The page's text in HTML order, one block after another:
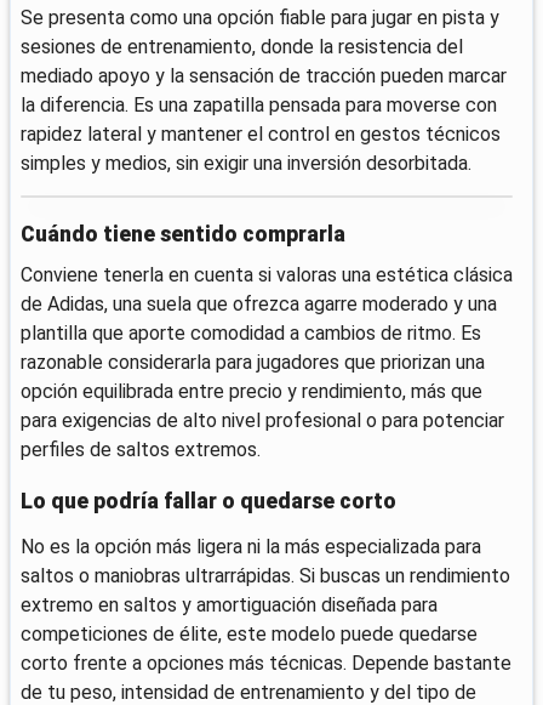
Se presenta como una opción fiable para jugar en pista y
sesiones de entrenamiento, donde la resistencia del
mediado apoyo y la sensación de tracción pueden marcar
la diferencia. Es una zapatilla pensada para moverse con
rapidez lateral y mantener el control en gestos técnicos
simples y medios, sin exigir una inversión desorbitada.
Cuándo tiene sentido comprarla
Conviene tenerla en cuenta si valoras una estética clásica
de Adidas, una suela que ofrezca agarre moderado y una
plantilla que aporte comodidad a cambios de ritmo. Es
razonable considerarla para jugadores que priorizan una
opción equilibrada entre precio y rendimiento, más que
para exigencias de alto nivel profesional o para potenciar
perfiles de saltos extremos.
Lo que podría fallar o quedarse corto
No es la opción más ligera ni la más especializada para
saltos o maniobras ultrarrápidas. Si buscas un rendimiento
extremo en saltos y amortiguación diseñada para
competiciones de élite, este modelo puede quedarse
corto frente a opciones más técnicas. Depende bastante
de tu peso, intensidad de entrenamiento y del tipo de